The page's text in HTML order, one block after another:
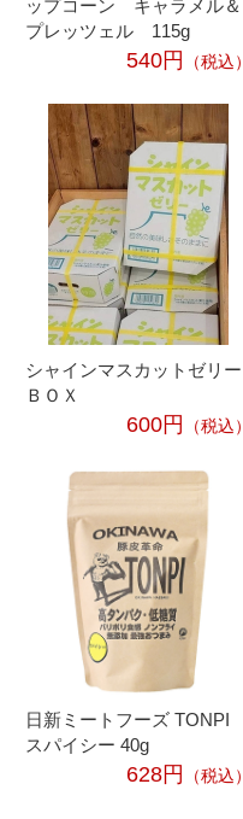
ップコーン キャラメル＆
プレッツェル 115g
540円 （税込）
シャインマスカットゼリー
ＢＯＸ
600円 （税込）
日新ミートフーズ TONPI
スパイシー 40g
628円 （税込）